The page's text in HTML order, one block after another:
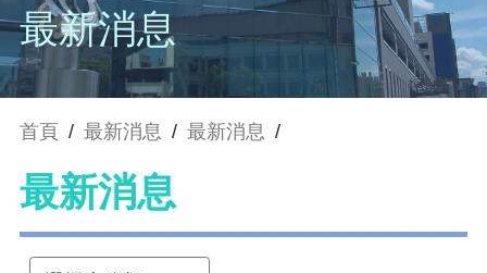
最新消息
首頁 / 最新消息 / 最新消息 /
最新消息